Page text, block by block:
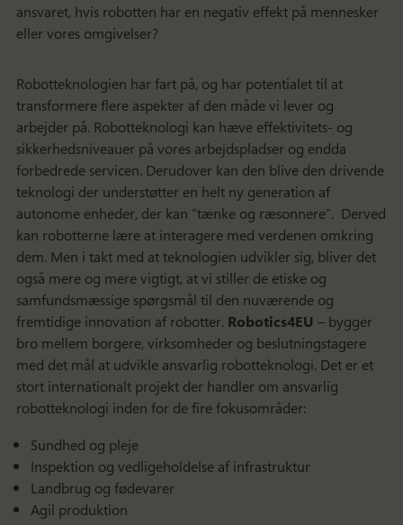
ansvaret, hvis robotten har en negativ effekt på mennesker
eller vores omgivelser?
Robotteknologien har fart på, og har potentialet til at
transformere flere aspekter af den måde vi lever og
arbejder på. Robotteknologi kan hæve effektivitets- og
sikkerhedsniveauer på vores arbejdspladser og endda
forbedrede servicen. Derudover kan den blive den drivende
teknologi der understøtter en helt ny generation af
autonome enheder, der kan ”tænke og ræsonnere”. Derved
kan robotterne lære at interagere med verdenen omkring
dem. Men i takt med at teknologien udvikler sig, bliver det
også mere og mere vigtigt, at vi stiller de etiske og
samfundsmæssige spørgsmål til den nuværende og
fremtidige innovation af robotter. Robotics4EU – bygger
bro mellem borgere, virksomheder og beslutningstagere
med det mål at udvikle ansvarlig robotteknologi. Det er et
stort internationalt projekt der handler om ansvarlig
robotteknologi inden for de fire fokusområder:
Sundhed og pleje
Inspektion og vedligeholdelse af infrastruktur
Landbrug og fødevarer
Agil produktion